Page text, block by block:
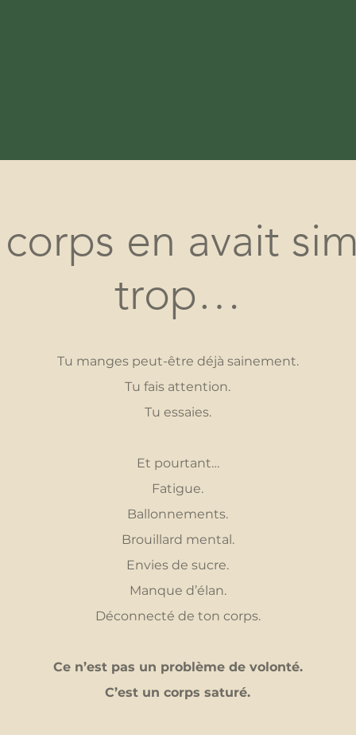
en avait
trop…
Tu manges peut-être déjà sainement.
Tu fais attention.
Tu essaies.
Et pourtant…
Fatigue.
Ballonnements.
Brouillard mental.
Envies de sucre.
Manque d’élan.
Déconnecté de ton corps.
Ce n’est pas un problème de volonté.
C’est un corps saturé.